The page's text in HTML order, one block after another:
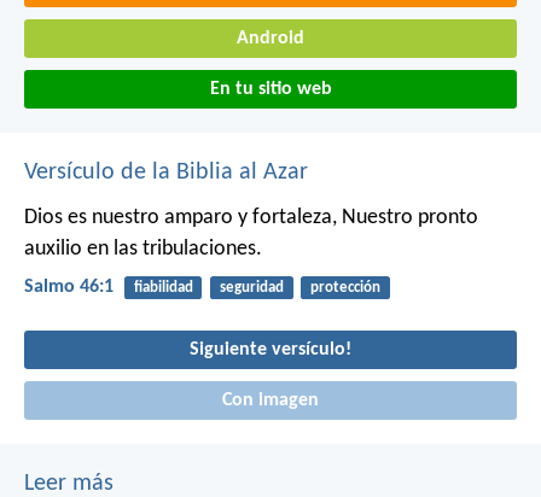
Android
En tu sitio web
Versículo de la Biblia al Azar
Dios es nuestro amparo y fortaleza, Nuestro pronto
auxilio en las tribulaciones.
Salmo 46:1 fiabilidad seguridad protección
Siguiente versículo!
Con imagen
Leer más